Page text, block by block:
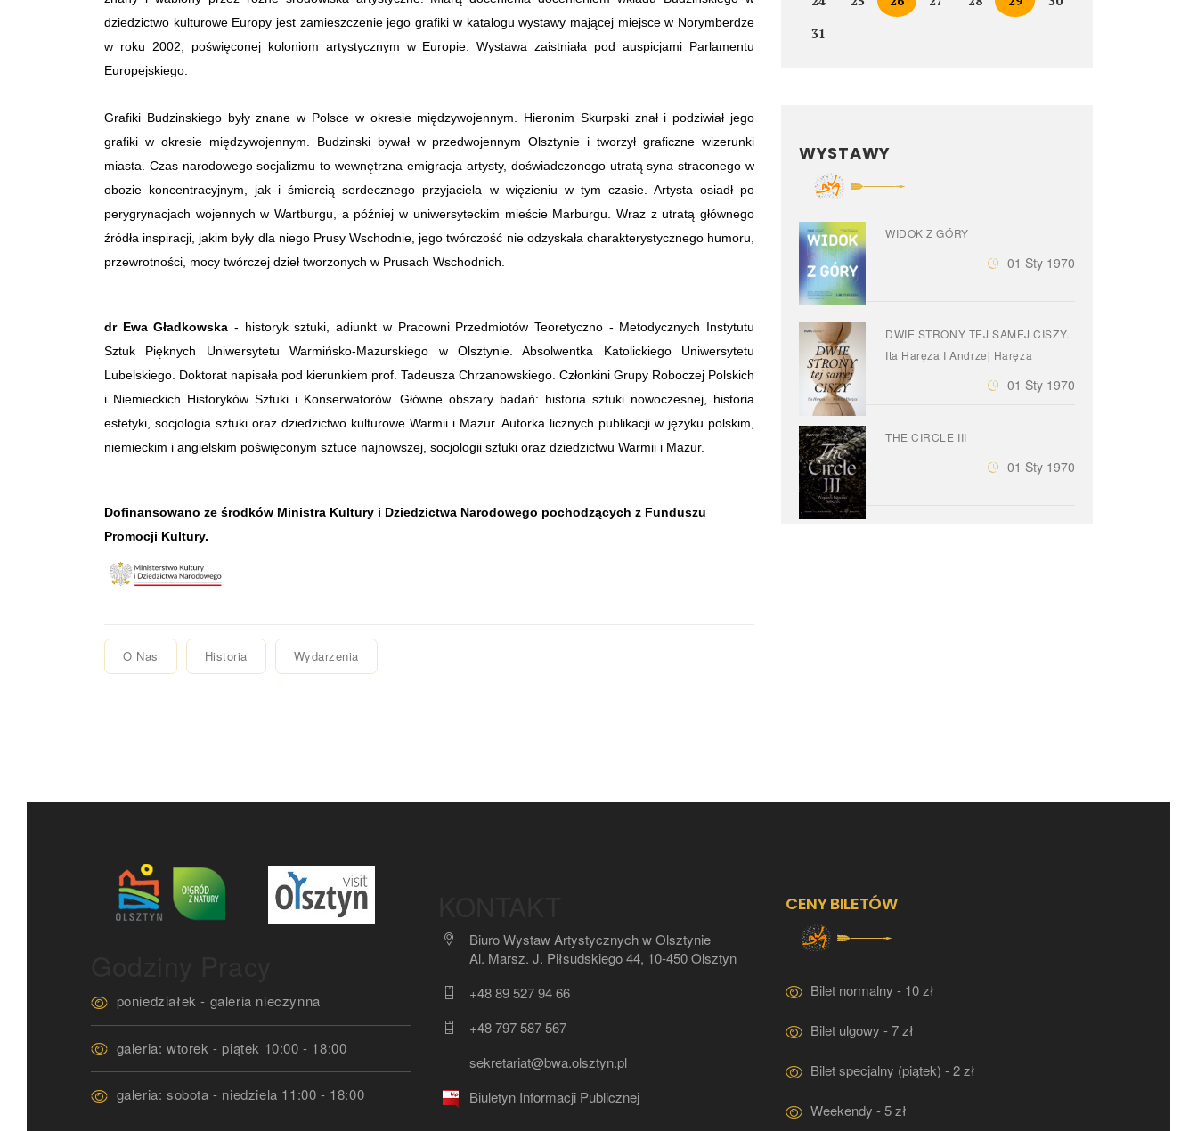
dziedzictwo kulturowe Europy jest zamieszczenie jego grafiki w katalogu wystawy mającej miejsce w Norymberdze
w roku 2002, poświęconej koloniom artystycznym w Europie. Wystawa zaistniała pod auspicjami Parlamentu
Europejskiego.
Grafiki Budzinskiego były znane w Polsce w okresie międzywojennym. Hieronim Skurpski znał i podziwiał jego
grafiki w okresie międzywojennym. Budzinski bywał w przedwojennym Olsztynie i tworzył graficzne wizerunki
miasta. Czas narodowego socjalizmu to wewnętrzna emigracja artysty, doświadczonego utratą syna straconego w
obozie koncentracyjnym, jak i śmiercią serdecznego przyjaciela w więzieniu w tym czasie. Artysta osiadł po
perygrynacjach wojennych w Wartburgu, a później w uniwersyteckim mieście Marburgu. Wraz z utratą głównego
źródła inspiracji, jakim były dla niego Prusy Wschodnie, jego twórczość nie odzyskała charakterystycznego humoru,
przewrotności, mocy twórczej dzieł tworzonych w Prusach Wschodnich.
dr Ewa Gładkowska - historyk sztuki, adiunkt w Pracowni Przedmiotów Teoretyczno - Metodycznych Instytutu
Sztuk Pięknych Uniwersytetu Warmińsko-Mazurskiego w Olsztynie. Absolwentka Katolickiego Uniwersytetu
Lubelskiego. Doktorat napisała pod kierunkiem prof. Tadeusza Chrzanowskiego. Członkini Grupy Roboczej Polskich
i Niemieckich Historyków Sztuki i Konserwatorów. Główne obszary badań: historia sztuki nowoczesnej, historia
estetyki, socjologia sztuki oraz dziedzictwo kulturowe Warmii i Mazur. Autorka licznych publikacji w języku polskim,
niemieckim i angielskim poświęconym sztuce najnowszej, socjologii sztuki oraz dziedzictwu Warmii i Mazur.
Dofinansowano ze środków Ministra Kultury i Dziedzictwa Narodowego pochodzących z Funduszu
Promocji Kultury.
O Nas Historia Wydarzenia
31
WYSTAWY
WIDOK Z GÓRY
01 Sty 1970
DWIE STRONY TEJ SAMEJ CISZY.
Ita Haręza I Andrzej Haręza
01 Sty 1970
THE CIRCLE III
01 Sty 1970
poniedziałek - galeria nieczynna
galeria: wtorek - piątek 10:00 - 18:00
galeria: sobota - niedziela 11:00 - 18:00
Biuro Wystaw Artystycznych w Olsztynie
Al. Marsz. J. Piłsudskiego 44, 10-450 Olsztyn
+48 89 527 94 66
+48 797 587 567
sekretariat@bwa.olsztyn.pl
Biuletyn Informacji Publicznej
CENY BILETÓW
Bilet normalny - 10 zł
Bilet ulgowy - 7 zł
Bilet specjalny (piątek) - 2 zł
Weekendy - 5 zł